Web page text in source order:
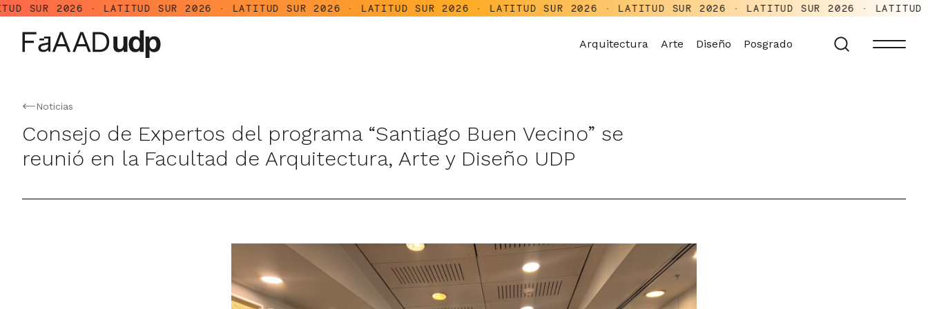
· LATITUD SUR 2026 · LATITUD SUR 2026 · LATITUD SUR 2026 · LATITUD SUR 2026 · LATITUD SUR 2026 · LATITUD SUR 2026 · LATITUD SUR
Arquitectura Arte Diseño Posgrado
Noticias
Consejo de Expertos del programa “Santiago Buen Vecino” se
reunió en la Facultad de Arquitectura, Arte y Diseño UDP